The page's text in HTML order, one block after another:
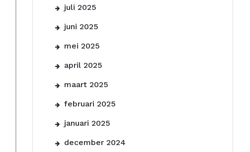
juli 2025
juni 2025
mei 2025
april 2025
maart 2025
februari 2025
januari 2025
december 2024